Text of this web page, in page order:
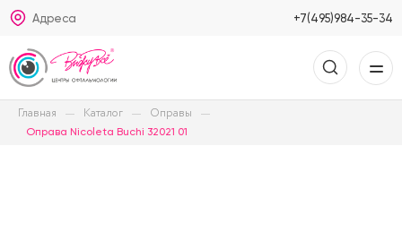
Адреса +7(495)984-35-34
Главная Каталог Оправы
Оправа Nicoleta Buchi 32021 01